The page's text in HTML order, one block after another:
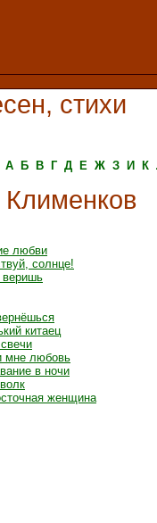
стихи
А
Б В Г Д Е Ж З И К
любви
солнце!
веришь
китаец
мне любовь
в ночи
женщина